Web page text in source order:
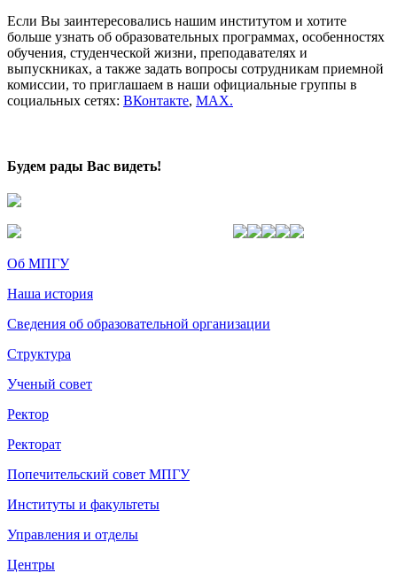
Если Вы заинтересовались нашим институтом и хотите
больше узнать об образовательных программах, особенностях
обучения, студенческой жизни, преподавателях и
выпускниках, а также задать вопросы сотрудникам приемной
комиссии, то приглашаем в наши официальные группы в
социальных сетях: ВКонтакте, MAX.
Будем рады Вас видеть!
Об МПГУ
Наша история
Сведения об образовательной организации
Структура
Ученый совет
Ректор
Ректорат
Попечительский совет МПГУ
Институты и факультеты
Управления и отделы
Центры